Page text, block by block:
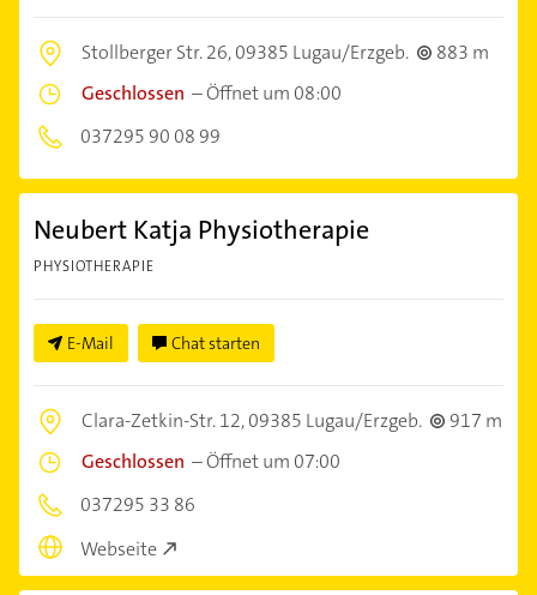
Stollberger Str. 26,09385 Lugau/Erzgeb.
883 m
Geschlossen –Öffnet um 08:00
037295 90 08 99
Neubert Katja Physiotherapie
PHYSIOTHERAPIE
E-Mail Chat starten
Clara-Zetkin-Str. 12,09385 Lugau/Erzgeb.
917 m
Geschlossen –Öffnet um 07:00
037295 33 86
Webseite